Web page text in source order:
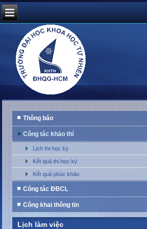
Thông báo
Công tác khảo thí
Lịch thi học kỳ
Kết quả thi học kỳ
Kết quả phúc khảo
Công tác ĐBCL
Công khai thông tin
Lịch làm việc